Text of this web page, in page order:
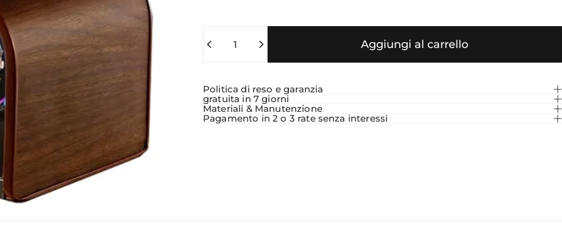
Aggiungi al carrello
Politica di reso e garanzia
gratuita in 7 giorni
Materiali & Manutenzione
Pagamento in 2 o 3 rate senza interessi